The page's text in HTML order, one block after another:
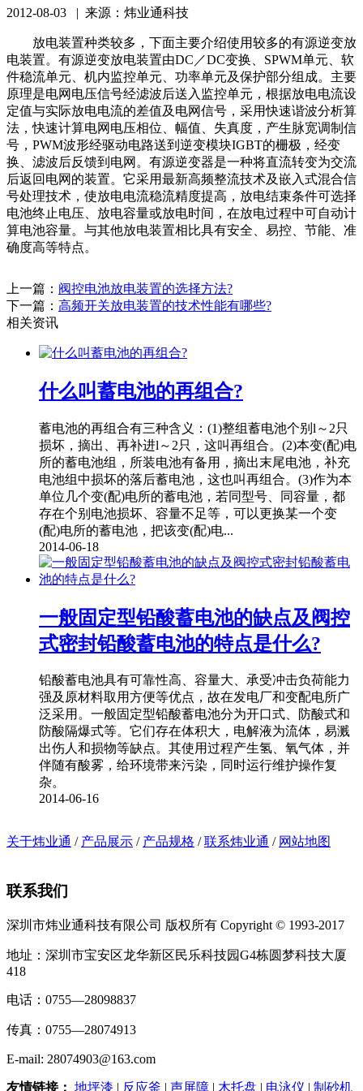
2012-08-03 | 来源：炜业通科技
放电装置种类较多，下面主要介绍使用较多的有源逆变放
电装置。有源逆变放电装置由DC／DC变换、SPWM单元、软
件稳流单元、机内监控单元、功率单元及保护部分组成。主要
原理是电网电压信号经滤波后送入监控单元，根据放电电流设
定值与实际放电电流的差值及电网信号，采用快速谐波分析算
法，快速计算电网电压相位、幅值、失真度，产生脉宽调制信
号，PWM波形经驱动电路送到逆变模块IGBT的栅极，经变
换、滤波后反馈到电网。有源逆变器是一种将直流转变为交流
后返回电网的装置。它采用最新高频整流技术及嵌入式混合信
号处理技术，使放电电流稳流精度提高，放电结束条件可选择
电池终止电压、放电容量或放电时间，在放电过程中可自动计
算电池容量。与其他放电装置相比具有安全、易控、节能、准
确度高等特点。
上一篇： 阀控电池放电装置的选择方法?
下一篇： 高频开关放电装置的技术性能有哪些?
相关资讯
什么叫蓄电池的再组合?
蓄电池的再组合有三种含义：(1)整组蓄电池个别l～2只
损坏，摘出、再补进l～2只，这叫再组合。(2)本变(配)电
所的蓄电池组，所装电池有备用，摘出末尾电池，补充
电池组中损坏的落后蓄电池，这也叫再组合。(3)作为本
单位几个变(配)电所的蓄电池，若同型号、同容量，都
存在个别电池损坏、容量不足等，可以更换某一个变
(配)电所的蓄电池，把该变(配)电...
2014-06-18
一般固定型铅酸蓄电池的缺点及阀控
式密封铅酸蓄电池的特点是什么?
铅酸蓄电池具有可靠性高、容量大、承受冲击负荷能力
强及原材料取用方便等优点，故在发电厂和变配电所广
泛采用。一般固定型铅酸蓄电池分为开口式、防酸式和
防酸隔爆式等。它们存在体积大，电解液为流体，易溅
出伤人和损物等缺点。其使用过程产生氢、氧气体，并
伴随有酸雾，给环境带来污染，同时运行维护操作复
杂。
2014-06-16
关于炜业通 / 产品展示 / 产品规格 /联系炜业通 / 网站地图
联系我们
深圳市炜业通科技有限公司 版权所有 Copyright © 1993-2017
地址：深圳市宝安区龙华新区民乐科技园G4栋圆梦科技大厦
418
电话：0755—28098837
传真：0755—28074913
E-mail: 28074903@163.com
友情链接： 地坪漆 | 反应釜 | 声屏障 | 木托盘 | 电泳仪 | 制砂机